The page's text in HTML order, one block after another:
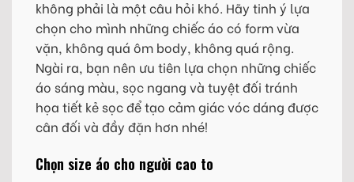
không phải là một câu hỏi khó. Hãy tinh ý lựa
chọn cho mình những chiếc áo có form vừa
vặn, không quá ôm body, không quá rộng.
Ngài ra, bạn nên ưu tiên lựa chọn những chiếc
áo sáng màu, sọc ngang và tuyệt đối tránh
họa tiết kẻ sọc để tạo cảm giác vóc dáng được
cân đối và đầy đặn hơn nhé!
Chọn size áo cho người cao to